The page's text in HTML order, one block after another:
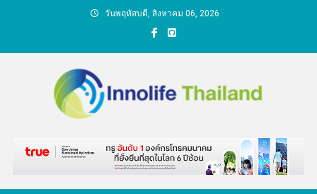
วันพฤหัสบดี, สิงหาคม 06, 2026
คนกับความคิด ชีวิตกับ
นวัตกรรม